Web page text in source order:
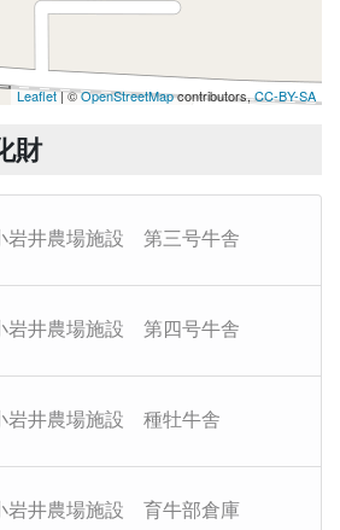
Leaflet| ©OpenStreetMapcontributors,CC-BY-SA
財
岩井農場施設 第三号牛舎
岩井農場施設 第四号牛舎
岩井農場施設 種牡牛舎
岩井農場施設 育牛部倉庫